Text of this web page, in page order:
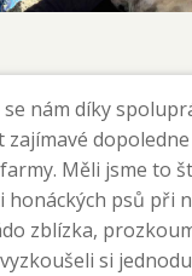
nám díky
Měli jsme to
honáckých psů při
zblízka,
si